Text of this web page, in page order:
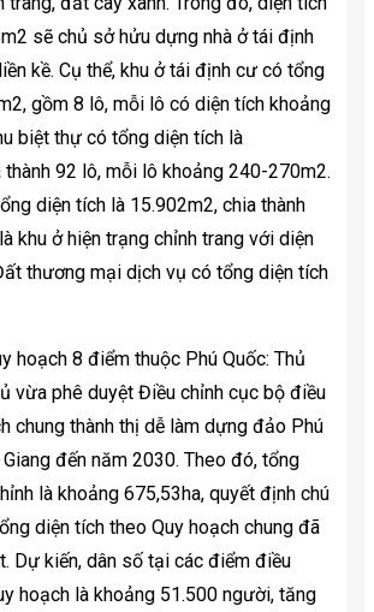
sẽ chủ sở hửu dựng nhà ở tái định
kề. Cụ thể, khu ở tái định cư có tổng
gồm 8 lô, mỗi lô có diện tích khoảng
biệt thự có tổng diện tích là
thành 92 lô, mỗi lô khoảng 240-270m2.
diện tích là 15.902m2, chia thành
khu ở hiện trạng chỉnh trang với diện
thương mại dịch vụ có tổng diện tích
hoạch 8 điểm thuộc Phú Quốc: Thủ
vừa phê duyệt Điều chỉnh cục bộ điều
chung thành thị dễ làm dựng đảo Phú
đến năm 2030. Theo đó, tổng
là khoảng 675,53ha, quyết định chú
diện tích theo Quy hoạch chung đã
Dự kiến, dân số tại các điểm điều
hoạch là khoảng 51.500 người, tăng